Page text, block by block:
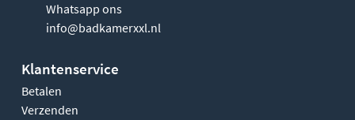
Whatsapp ons
info@badkamerxxl.nl
Klantenservice
Betalen
Verzenden